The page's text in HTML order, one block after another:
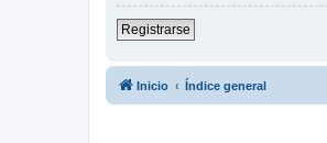
Registrarse
Inicio Índice general